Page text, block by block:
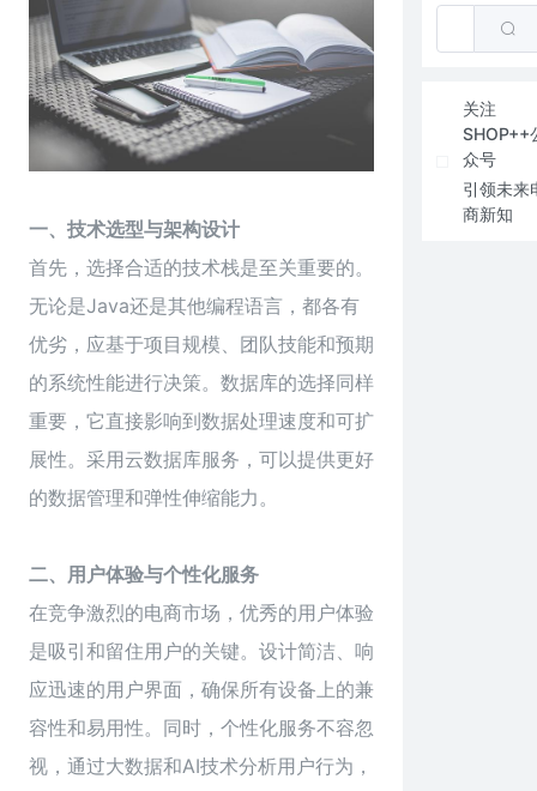
一、技术选型与架构设计
首先，选择合适的技术栈是至关重要的。
无论是Java还是其他编程语言，都各有
优劣，应基于项目规模、团队技能和预期
的系统性能进行决策。数据库的选择同样
重要，它直接影响到数据处理速度和可扩
展性。采用云数据库服务，可以提供更好
的数据管理和弹性伸缩能力。
二、用户体验与个性化服务
在竞争激烈的电商市场，优秀的用户体验
是吸引和留住用户的关键。设计简洁、响
应迅速的用户界面，确保所有设备上的兼
容性和易用性。同时，个性化服务不容忽
视，通过大数据和AI技术分析用户行为，
关注
SHOP++
众号
引领未来
商新知